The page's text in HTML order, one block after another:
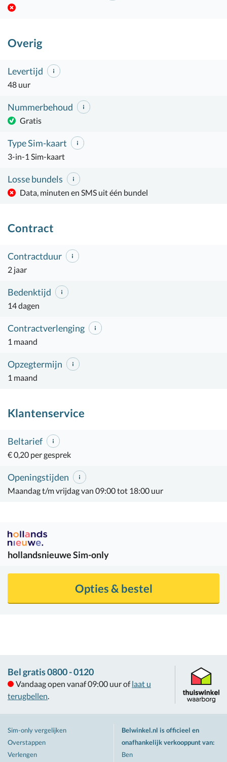
Overig
Levertijd
48 uur
Nummerbehoud
Gratis
Type Sim-kaart
3-in-1 Sim-kaart
Losse bundels
Data, minuten en SMS uit één bundel
Contract
Contractduur
2 jaar
Bedenktijd
14 dagen
Contractverlenging
1 maand
Opzegtermijn
1 maand
Klantenservice
Beltarief
€ 0,20 per gesprek
Openingstijden
Maandag t/m vrijdag van 09:00 tot 18:00 uur
hollandsnieuweSim-only
Opties & bestel
Bel gratis 0800 - 0120
Vandaag open vanaf 09:00 uur of laat u
terugbellen.
Sim-only vergelijken
Overstappen
Verlengen
Belwinkel.nl is officieel en
onafhankelijk verkooppunt van:
Ben